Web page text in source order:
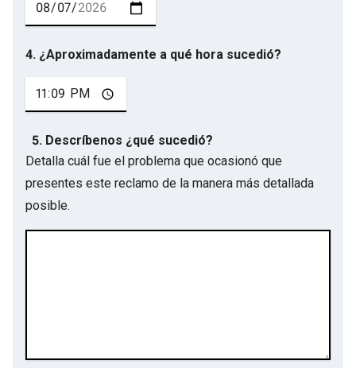
4. ¿Aproximadamente a qué hora sucedió?
5. Descríbenos ¿qué sucedió?
Detalla cuál fue el problema que ocasionó que
presentes este reclamo de la manera más detallada
posible.